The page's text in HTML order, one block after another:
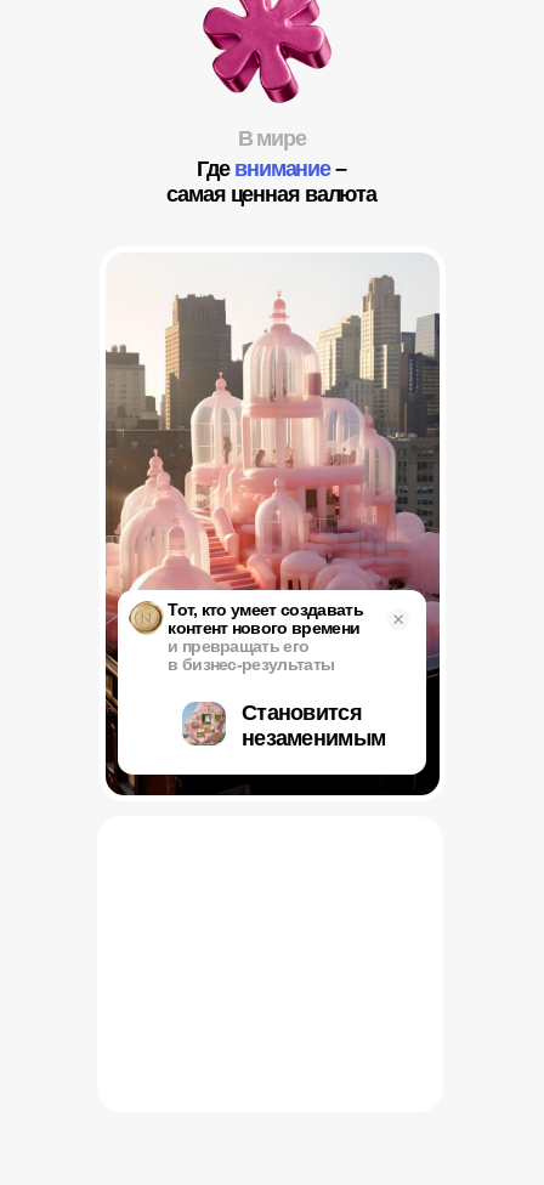
Набор текстов и картинок,
сделанных по чек-листу.
Взяли тему, написали текст,
запостили, забыли.
«Вот вам контент, а продажи
пусть делает отдел продаж».
Контент, который просто
заполняет ленту, но не создаёт
вовлечённость.